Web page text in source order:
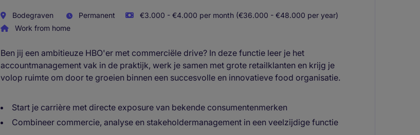
Bodegraven Permanent
€3.000 - €4.000 per month (€36.000 - €48.000 per year)
Work from home
Ben jij een ambitieuze HBO'er met commerciële drive? In deze functie leer je het
accountmanagement vak in de praktijk, werk je samen met grote retailklanten en krijg je
volop ruimte om door te groeien binnen een succesvolle en innovatieve food organisatie.
Start je carrière met directe exposure van bekende consumentenmerken
Combineer commercie, analyse en stakeholdermanagement in een veelzijdige functie